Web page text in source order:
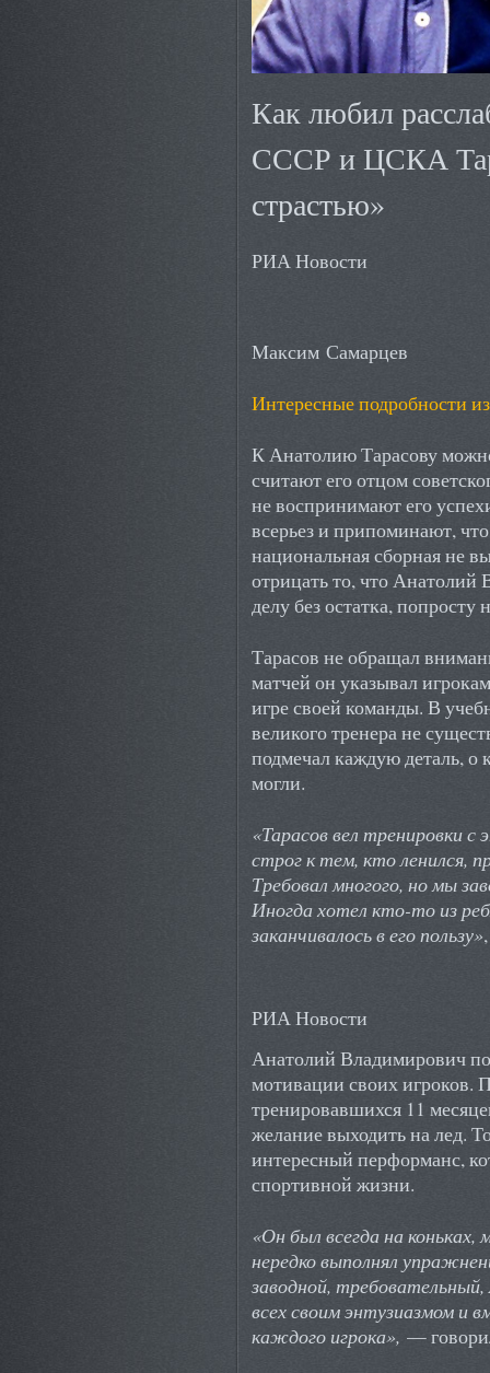
Как любил
СССР и ЦСКА
страстью»
РИА Новости
Максим Самарцев
Интересные подробности
К Анатолию Тарасову
считают его отцом
не воспринимают его
всерьез и припоминают,
национальная сборная не
отрицать то, что
делу без остатка, попросту
Тарасов не обращал
матчей он указывал
игре своей команды. В
великого тренера не
подмечал каждую деталь, о
могли.
«Тарасов вел тренировки
строг к тем, кто ленился,
Требовал многого, но мы
Иногда хотел кто-то из
заканчивалось в его пользу»
РИА Новости
Анатолий Владимирович
мотивации своих игроков.
тренировавшихся 11
желание выходить на лед.
интересный перформанс,
спортивной жизни.
«Он был всегда на
нередко выполнял
заводной,
всех своим энтузиазмом и
каждого игрока», —